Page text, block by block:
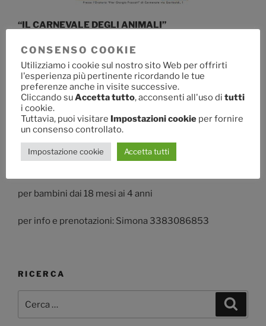
“IL CARNEVALE DEGLI ANIMALI”
danza
per conoscere e ballare sulle note dell’opera musicale
di CAMILLE SAINT-SAENS
tenuto da:
SIMONA DANTE
per bambini dai 18 mesi ai 4 anni
per info e prenotazioni: Simona 3383086853
RICERCA
CONSENSO COOKIE
Utilizziamo i cookie sul nostro sito Web per offrirti
l'esperienza più pertinente ricordando le tue
preferenze anche in visite successive.
Cliccando suAccetta tutto, acconsenti all'uso di tutti
i cookie.
Tuttavia, puoi visitare Impostazioni cookie per fornire
un consenso controllato.
Impostazione cookie Accetta tutti